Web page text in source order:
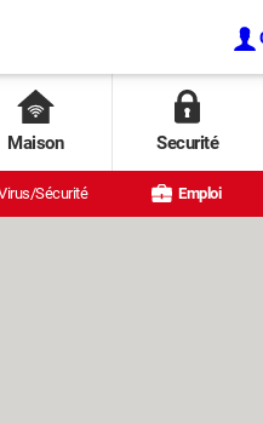
Maison Securité
Sécurité Emploi